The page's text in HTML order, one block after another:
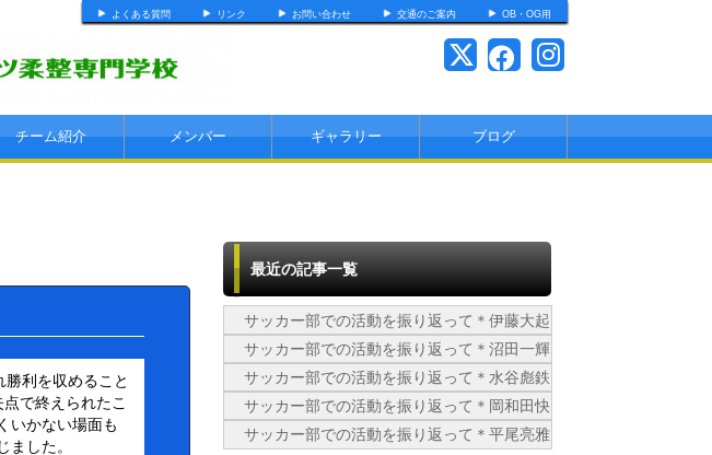
よくある質問 リンク お問い合わせ 交通のご案内 OB・OG用
チーム紹介 メンバー ギャラリー ブログ
利を収めること
で終えられたこ
いかない場面も
した。
最近の記事一覧
サッカー部での活動を振り返って＊伊藤大起
サッカー部での活動を振り返って＊沼田一輝
サッカー部での活動を振り返って＊水谷彪鉄
サッカー部での活動を振り返って＊岡和田快
サッカー部での活動を振り返って＊平尾亮雅